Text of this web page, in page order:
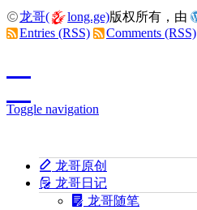
龙哥( long.ge)版权所有，由
Entries (RSS)
Comments (RSS)
Toggle navigation
龙哥原创
龙哥日记
龙哥随笔